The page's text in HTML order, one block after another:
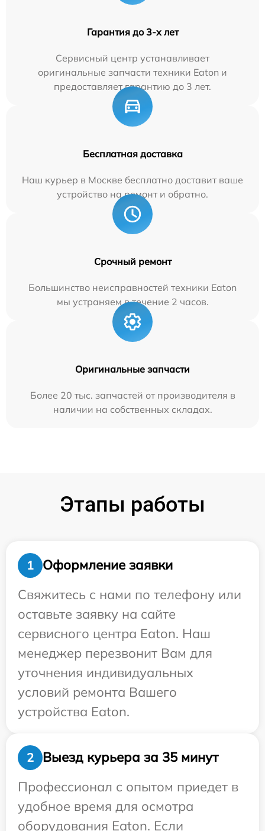
Гарантия до 3-х лет
Сервисный центр устанавливает
оригинальные запчасти техники Eaton и
предоставляет гарантию до 3 лет.
Бесплатная доставка
Наш курьер в Москве бесплатно доставит ваше
устройство на ремонт и обратно.
Срочный ремонт
Большинство неисправностей техники Eaton
мы устраняем в течение 2 часов.
Оригинальные запчасти
Более 20 тыс. запчастей от производителя в
наличии на собственных складах.
Этапы работы
1
Оформление заявки
Свяжитесь с нами по телефону или
оставьте заявку на сайте
сервисного центра Eaton. Наш
менеджер перезвонит Вам для
уточнения индивидуальных
условий ремонта Вашего
устройства Eaton.
2
Выезд курьера за 35 минут
Профессионал с опытом приедет в
удобное время для осмотра
оборудования Eaton. Если